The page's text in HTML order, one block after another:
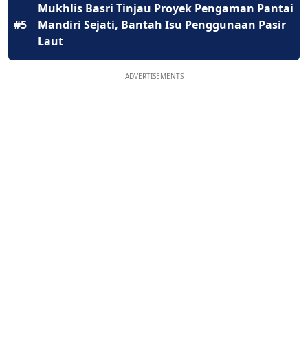
#5
Mukhlis Basri Tinjau Proyek Pengaman Pantai
Mandiri Sejati, Bantah Isu Penggunaan Pasir
Laut
ADVERTISEMENTS